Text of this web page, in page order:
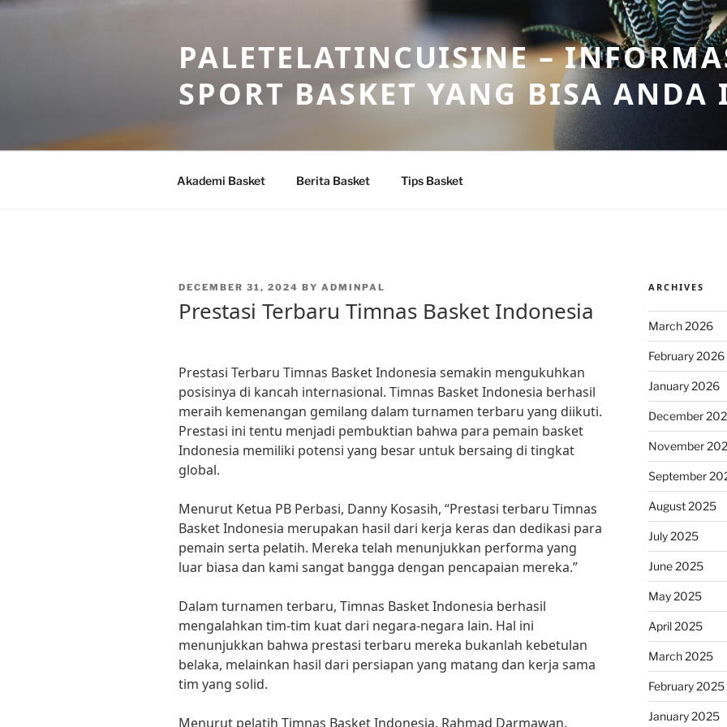
Skip
PALETELATINCUISINE –
SPORT BASKET YANG BISA
Akademi Basket Berita Basket Tips Basket
POSTED
DECEMBER 31, 2024 BY ADMINPAL
Prestasi Terbaru Timnas Basket Indonesia
Prestasi Terbaru Timnas Basket Indonesia semakin mengukuhkan
posisinya di kancah internasional. Timnas Basket Indonesia berhasil
meraih kemenangan gemilang dalam turnamen terbaru yang diikuti.
Prestasi ini tentu menjadi pembuktian bahwa para pemain basket
Indonesia memiliki potensi yang besar untuk bersaing di tingkat
global.
Menurut Ketua PB Perbasi, Danny Kosasih, “Prestasi terbaru Timnas
Basket Indonesia merupakan hasil dari kerja keras dan dedikasi para
pemain serta pelatih. Mereka telah menunjukkan performa yang
luar biasa dan kami sangat bangga dengan pencapaian mereka.”
Dalam turnamen terbaru, Timnas Basket Indonesia berhasil
mengalahkan tim-tim kuat dari negara-negara lain. Hal ini
menunjukkan bahwa prestasi terbaru mereka bukanlah kebetulan
belaka, melainkan hasil dari persiapan yang matang dan kerja sama
tim yang solid.
Menurut pelatih Timnas Basket Indonesia, Rahmad Darmawan,
ARCHIVES
March 2026
February 2026
January 2026
December
November
September
August 2025
July 2025
June 2025
May 2025
April 2025
March 2025
February 2025
January 2025